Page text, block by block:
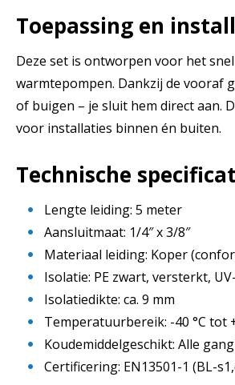
Toepassing en
Deze set is ontworpen voor het
warmtepompen. Dankzij de vooraf
of buigen – je sluit hem direct aan.
voor installaties binnen én buiten.
Technische
Lengte leiding: 5 meter
Aansluitmaat: 1/4″ x 3/8″
Materiaal leiding: Koper
Isolatie: PE zwart, versterkt,
Isolatiedikte: ca. 9 mm
Temperatuurbereik: -40 °C tot
Koudemiddelgeschikt: Alle
Certificering: EN13501-1 (BL-